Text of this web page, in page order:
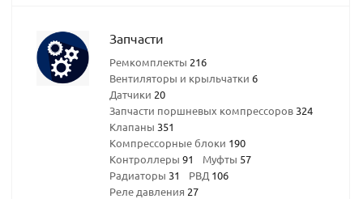
Запчасти
Ремкомплекты 216
Вентиляторы и крыльчатки 6
Датчики 20
Запчасти поршневых компрессоров 324
Клапаны 351
Компрессорные блоки 190
Контроллеры 91 Муфты 57
Радиаторы 31 РВД 106
Реле давления 27